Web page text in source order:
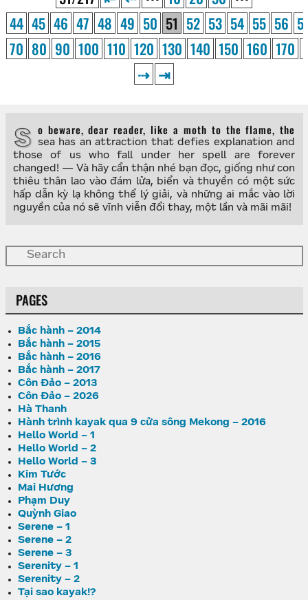
44 45 46 47 48 49 50 51 52 53 54 55 56
70 80 90 100 110 120 130 140 150 160 170
⇢ ⇥
So beware, dear reader, like a moth to the flame, the
sea has an attraction that defies explanation and
those of us who fall under her spell are forever
changed! — Và hãy cẩn thận nhé bạn đọc, giống như con
thiêu thân lao vào đám lửa, biển và thuyền có một sức
hấp dẫn kỳ lạ không thể lý giải, và những ai mắc vào lời
nguyền của nó sẽ vĩnh viễn đổi thay, một lần và mãi mãi!
PAGES
Bắc hành – 2014
Bắc hành – 2015
Bắc hành – 2016
Bắc hành – 2017
Côn Đảo – 2013
Côn Đảo – 2026
Hà Thanh
Hành trình kayak qua 9 cửa sông Mekong – 2016
Hello World – 1
Hello World – 2
Hello World – 3
Kim Tước
Mai Hương
Phạm Duy
Quỳnh Giao
Serene – 1
Serene – 2
Serene – 3
Serenity – 1
Serenity – 2
Tại sao kayak!?